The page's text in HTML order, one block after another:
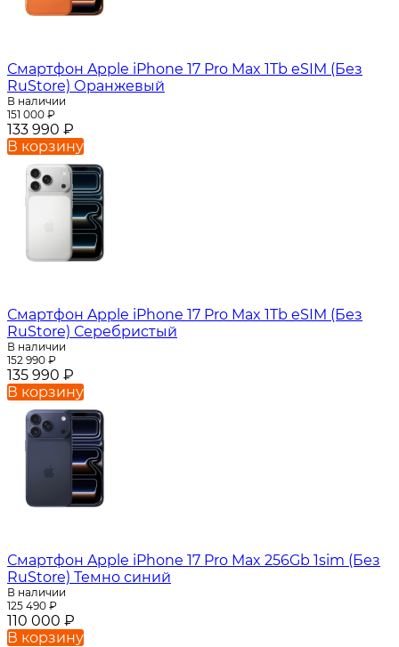
Смартфон Apple iPhone 17 Pro Max 1Tb eSIM (Без
RuStore) Оранжевый
В наличии
151 000 ₽
133 990 ₽
В корзину
Смартфон Apple iPhone 17 Pro Max 1Tb eSIM (Без
RuStore) Серебристый
В наличии
152 990 ₽
135 990 ₽
В корзину
Смартфон Apple iPhone 17 Pro Max 256Gb 1sim (Без
RuStore) Темно синий
В наличии
125 490 ₽
110 000 ₽
В корзину